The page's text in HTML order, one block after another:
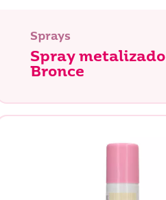
Sprays
Spray metalizado
Bronce